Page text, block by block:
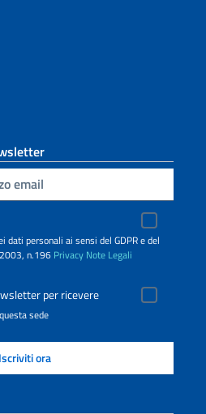
personali ai sensi del GDPR e del
n.196 Privacy Note Legali
per ricevere
sede